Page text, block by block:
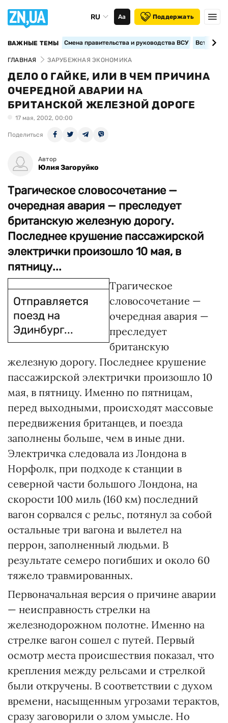
RU Аа Поддержать
ВАЖНЫЕ ТЕМЫ Смена правительства и руководства ВСУ
ГЛАВНАЯ ЗАРУБЕЖНАЯ ЭКОНОМИКА
ДЕЛО О ГАЙКЕ, ИЛИ В ЧЕМ ПРИЧИНА
ОЧЕРЕДНОЙ АВАРИИ НА
БРИТАНСКОЙ ЖЕЛЕЗНОЙ ДОРОГЕ
17 мая, 2002, 00:00
Поделиться
Автор
Юлия Загоруйко
Трагическое словосочетание —
очередная авария — преследует
британскую железную дорогу.
Последнее крушение пассажирской
электрички произошло 10 мая, в
пятницу...
Отправляется
поезд на
Эдинбург...
Трагическое
словосочетание —
очередная авария —
преследует
британскую
железную дорогу. Последнее крушение
пассажирской электрички произошло 10
мая, в пятницу. Именно по пятницам,
перед выходными, происходят массовые
передвижения британцев, и поезда
заполнены больше, чем в иные дни.
Электричка следовала из Лондона в
Норфолк, при подходе к станции в
северной части большого Лондона, на
скорости 100 миль (160 км) последний
вагон сорвался с рельс, потянул за собой
остальные три вагона и вылетел на
перрон, заполненный людьми. В
результате семеро погибших и около 60
тяжело травмированных.
Первоначальная версия о причине аварии
— неисправность стрелки на
железнодорожном полотне. Именно на
стрелке вагон сошел с путей. Первый
осмотр места происшествия показал, что
крепления между рельсами и стрелкой
были откручены. В соответствии с духом
времени, насыщенным угрозами терактов,
сразу заговорили о злом умысле. Но